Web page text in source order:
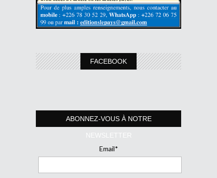
FACEBOOK
ABONNEZ-VOUS À NOTRE
NEWSLETTER
Email*